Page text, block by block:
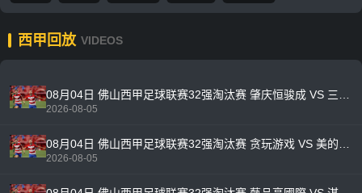
西甲回放 VIDEOS
2026-08-05
2026-08-05